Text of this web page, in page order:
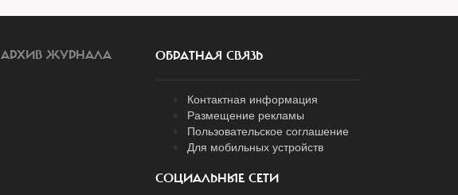
АРХИВ ЖУРНАЛА ОБРАТНАЯ СВЯЗЬ
Контактная информация
Размещение рекламы
Пользовательское соглашение
Для мобильных устройств
СОЦИАЛЬНЫЕ СЕТИ